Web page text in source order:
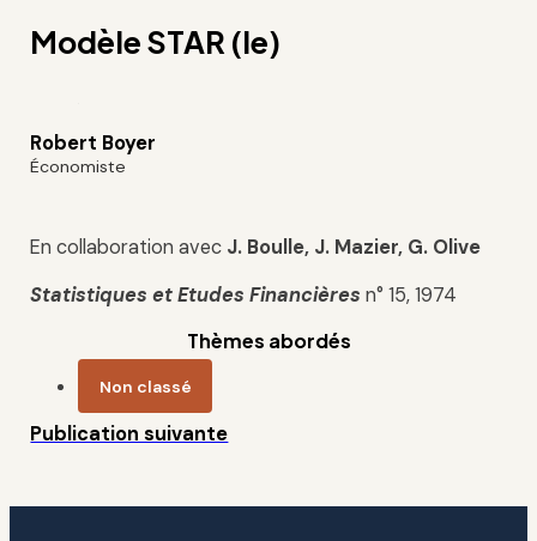
Modèle STAR (le)
Robert Boyer
Économiste
En collaboration avec J. Boulle, J. Mazier, G. Olive
Statistiques et Etudes Financières n° 15, 1974
Thèmes abordés
Non classé
Publication suivante